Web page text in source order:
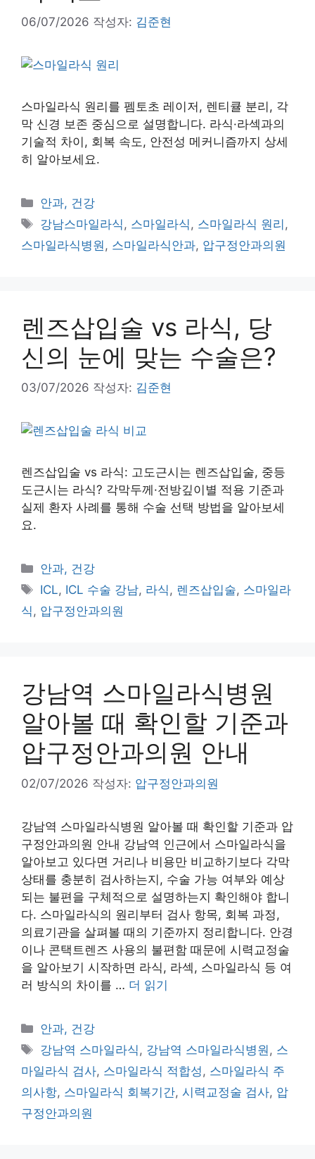
06/07/2026 작성자: 김준현
스마일라식 원리를 펨토초 레이저, 렌티큘 분리, 각
막 신경 보존 중심으로 설명합니다. 라식·라섹과의
기술적 차이, 회복 속도, 안전성 메커니즘까지 상세
히 알아보세요.
카
테
고
리
안과, 건강
태
그
강남스마일라식 , 스마일라식 , 스마일라식 원리 ,
스마일라식병원 , 스마일라식안과, 압구정안과의원
렌즈삽입술 vs 라식, 당
신의 눈에 맞는 수술은?
03/07/2026 작성자: 김준현
렌즈삽입술 vs 라식: 고도근시는 렌즈삽입술, 중등
도근시는 라식? 각막두께·전방깊이별 적용 기준과
실제 환자 사례를 통해 수술 선택 방법을 알아보세
요.
카
테
리
안과, 건강
태
그
ICL, ICL 수술 강남, 라식, 렌즈삽입술, 스마일라
식, 압구정안과의원
강남역 스마일라식병원
알아볼 때 확인할 기준과
압구정안과의원 안내
02/07/2026 작성자: 압구정안과의원
강남역 스마일라식병원 알아볼 때 확인할 기준과 압
구정안과의원 안내 강남역 인근에서 스마일라식을
알아보고 있다면 거리나 비용만 비교하기보다 각막
상태를 충분히 검사하는지, 수술 가능 여부와 예상
되는 불편을 구체적으로 설명하는지 확인해야 합니
다. 스마일라식의 원리부터 검사 항목, 회복 과정,
의료기관을 살펴볼 때의 기준까지 정리합니다. 안경
이나 콘택트렌즈 사용의 불편함 때문에 시력교정술
을 알아보기 시작하면 라식, 라섹, 스마일라식 등 여
러 방식의 차이를 … 더 읽기
카
테
고
리
안과, 건강
태
그
강남역 스마일라식 , 강남역 스마일라식병원 , 스
마일라식 검사, 스마일라식 적합성 , 스마일라식 주
의사항, 스마일라식 회복기간, 시력교정술 검사, 압
구정안과의원